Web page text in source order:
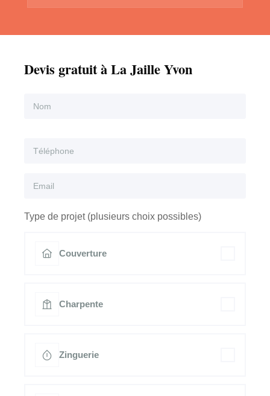
Devis gratuit à La Jaille Yvon
Type de projet (plusieurs choix possibles)
Couverture
Charpente
Zinguerie